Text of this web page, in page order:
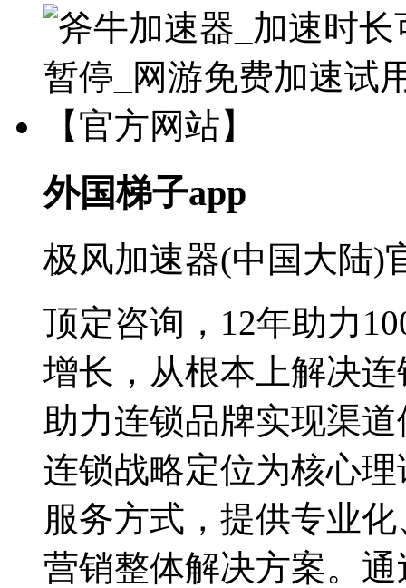
外国梯子app
极风加速器(中国大陆)
顶定咨询，12年助力
增长，从根本上解决
助力连锁品牌实现渠
连锁战略定位为核心
服务方式，提供专业
营销整体解决方案。